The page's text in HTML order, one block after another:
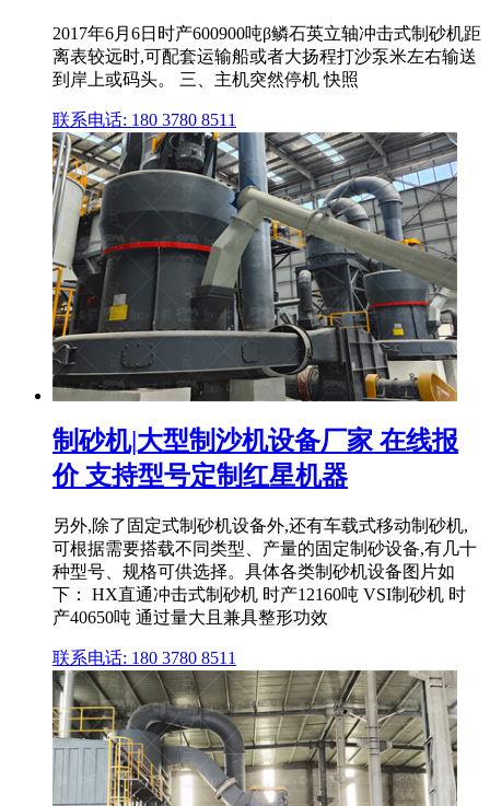
2017年6月6日时产600900吨β鳞石英立轴冲击式制砂机距
离表较远时,可配套运输船或者大扬程打沙泵米左右输送
到岸上或码头。 三、主机突然停机 快照
联系电话: 180 3780 8511
制砂机|大型制沙机设备厂家 在线报
价 支持型号定制红星机器
另外,除了固定式制砂机设备外,还有车载式移动制砂机,
可根据需要搭载不同类型、产量的固定制砂设备,有几十
种型号、规格可供选择。具体各类制砂机设备图片如
下： HX直通冲击式制砂机 时产12160吨 VSI制砂机 时
产40650吨 通过量大且兼具整形功效
联系电话: 180 3780 8511